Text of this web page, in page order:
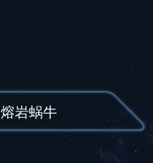
熔岩蜗牛